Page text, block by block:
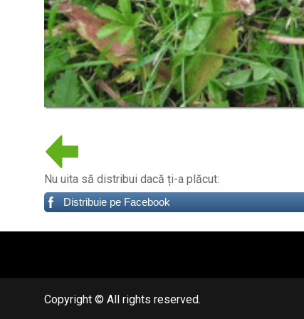
Nu uita să distribui dacă ți-a plăcut:
Distribuie pe Facebook
Copyright © All rights reserved.